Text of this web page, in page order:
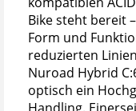
Bike steht bereit
Form und
reduzierten
Nuroad Hybrid
optisch ein